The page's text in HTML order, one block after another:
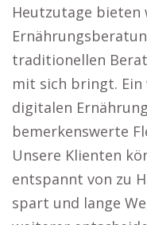
Heutzutage bieten
traditionellen
mit sich bringt.
digitalen
bemerkenswerte
Unsere Klienten
entspannt von zu
spart und lange